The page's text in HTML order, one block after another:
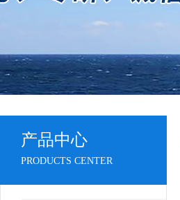
产品中心
PRODUCTS CENTER